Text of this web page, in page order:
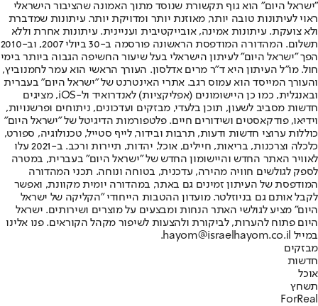
"ישראל היום" הוא גוף תקשורת שנוסד מתוך האמונה שהציבור הישראלי
ראוי לעיתונות טובה יותר, מאוזנת יותר ומדויקת יותר. עיתונות שמדברת
ולא צועקת. עיתונות אמינה, אובייקטיבית ועניינית. עיתונות אחרת וללא
תשלום. המהדורה המודפסת הראשונה פורסמה ב-30 ביולי 2007, וב-2010
הפך "ישראל היום" לעיתון הישראלי בעל שיעור החשיפה הגבוה ביותר בימי
חול. מו"ל העיתון היא ד"ר מרים אדלסון. העורך הראשי הוא עמר לחמנוביץ,
והעורך המייסד הוא עמוס רגב. אתרי האינטרנט של "ישראל היום" בעברית
ובאנגלית, כמו כן היישומונים (אפליקציות) לאנדרואיד ול-iOS, מציגים
חדשות מסביב לשעון, תוכן בלעדי, מבזקים ועדכונים, ניתוחים ופרשנויות,
וידיאו, פודקאסטים ושידורים חיים. פלטפורמות הדיגיטל של "ישראל היום"
כוללות ערוצי חדשות ודעות, תרבות ובידור, לייף סטייל, טכנולוגיה, ספורט,
כלכלה וצרכנות, בריאות, חיילים, אוכל, יהדות, תיירות ורכב. ב-2021 עלו
לאוויר האתר החדש והיישומון החדש של "ישראל היום" בעברית, במטרה
לספק לגולשים חוויה מהירה, עדכנית, בטוחה ונוחה. תכני המהדורה
המודפסת של העיתון זמינים גם באתר, במהדורה יומית מקוונת, ואפשר
לקבל אותם גם בניוזלטר. מועדון ההטבות הייחודי "הקליקה של ישראל
היום" מציע לגולשי האתר הנחות ומבצעים על מוצרים ושירותים. ישראל
היום פתוח להערות, לביקורת ולהצעות לשיפור מקהל הקוראים. פנו אלינו
במייל hayom@israelhayom.co.il.
מבזקים
חדשות
אוכל
תשחץ
ForReal